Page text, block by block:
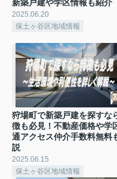
新築戸建や学区情報も紹介
2025.06.20
保土ヶ谷区地域情報
狩場町で新築戸建を探すな
徴も必見！不動産価格や学
通アクセス仲介手数料無料
説
2025.06.15
保土ヶ谷区地域情報